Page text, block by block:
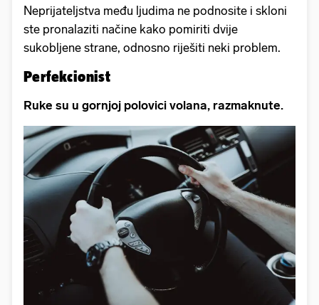
Neprijateljstva među ljudima ne podnosite i skloni
ste pronalaziti načine kako pomiriti dvije
sukobljene strane, odnosno riješiti neki problem.
Perfekcionist
Ruke su u gornjoj polovici volana, razmaknute.